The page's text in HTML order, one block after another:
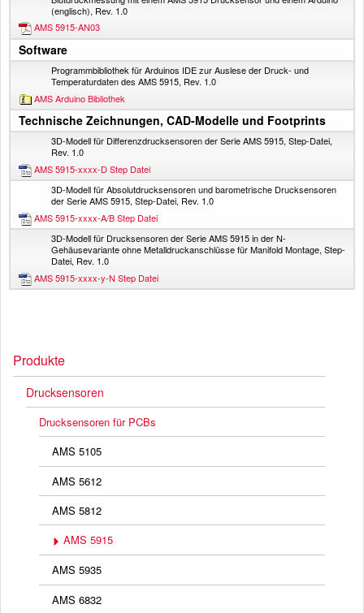
(englisch), Rev. 1.0
AMS 5915-AN03
Software
Programmbibliothek für Arduinos IDE zur Auslese der Druck- und
Temperaturdaten des AMS 5915, Rev. 1.0
AMS Arduino Bibliothek
Technische Zeichnungen, CAD-Modelle und Footprints
3D-Modell für Differenzdrucksensoren der Serie AMS 5915, Step-Datei,
Rev. 1.0
AMS 5915-xxxx-D Step Datei
3D-Modell für Absolutdrucksensoren und barometrische Drucksensoren
der Serie AMS 5915, Step-Datei, Rev. 1.0
AMS 5915-xxxx-A/B Step Datei
3D-Modell für Drucksensoren der Serie AMS 5915 in der N-
Gehäusevariante ohne Metalldruckanschlüsse für Manifold Montage, Step-
Datei, Rev. 1.0
AMS 5915-xxxx-y-N Step Datei
Produkte
Drucksensoren
Drucksensoren für PCBs
AMS 5105
AMS 5612
AMS 5812
AMS 5915
AMS 5935
AMS 6832